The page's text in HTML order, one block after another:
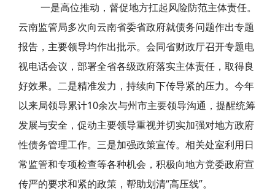
一是高位推动，督促地方扛起风险防范主体责任。
云南监管局多次向云南省委省政府就债务问题作出专题
报告，主要领导均作出批示。会同省财政厅召开专题电
视电话会议，部署全省各级政府落实主体责任，取得良
好效果。二是精准发力，持续向下传导紧的压力。今年
以来局领导累计10余次与州市主要领导沟通，提醒统筹
发展与安全，促动主要领导重视并切实加强对地方政府
性债务管理工作。三是加强政策宣传。相关处室利用日
常监管和专项检查等各种机会，积极向地方党委政府宣
传严的要求和紧的政策，帮助划清“高压线”。